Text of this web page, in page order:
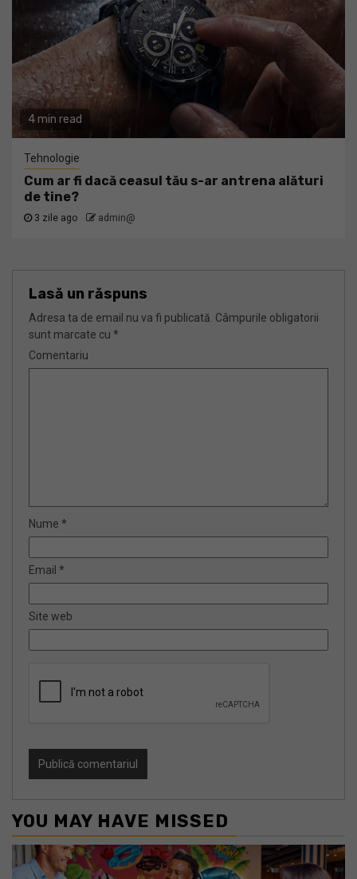
4 min read
Tehnologie
Cum ar fi dacă ceasul tău s-ar antrena alături
de tine?
3 zile ago admin@
Lasă un răspuns
Adresa ta de email nu va fi publicată. Câmpurile obligatorii
sunt marcate cu *
Comentariu
Nume *
Email *
Site web
YOU MAY HAVE MISSED